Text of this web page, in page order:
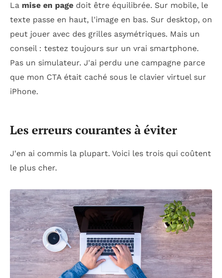
La mise en page doit être équilibrée. Sur mobile, le
texte passe en haut, l'image en bas. Sur desktop, on
peut jouer avec des grilles asymétriques. Mais un
conseil : testez toujours sur un vrai smartphone.
Pas un simulateur. J'ai perdu une campagne parce
que mon CTA était caché sous le clavier virtuel sur
iPhone.
Les erreurs courantes à éviter
J'en ai commis la plupart. Voici les trois qui coûtent
le plus cher.